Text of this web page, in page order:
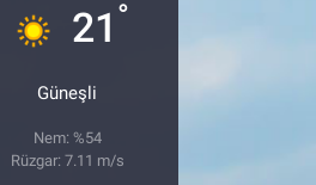
21 °
Güneşli
Nem: %54
Rüzgar: 7.11 m/s